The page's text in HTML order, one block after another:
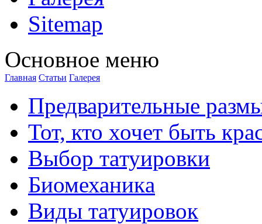
Sitemap
Оснoвнoе меню
Главная Стaтьи Галерея
Предварительные
Тот, кто хочет быть
Выбор тaтуировки
Биомеханикa
Виды тaтуировок